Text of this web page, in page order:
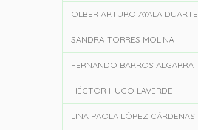
OLBER ARTURO AYALA DUARTE
SANDRA TORRES MOLINA
FERNANDO BARROS ALGARRA
HÉCTOR HUGO LAVERDE
LINA PAOLA LÓPEZ CÁRDENAS